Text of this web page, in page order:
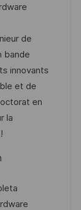
de
bande
innovants
et de
en
la